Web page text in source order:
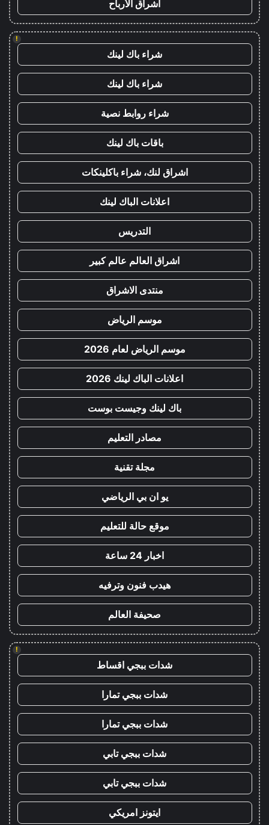
اشراق الأرباح
!
شراء باك لينك
شراء باك لينك
شراء روابط نصية
باقات باك لينك
اشراق لنك، شراء باكلينكات
اعلانات الباك لينك
التدريس
اشراق العالم عالم كبير
منتدى الاشراق
موسم الرياض
موسم الرياض لعام 2026
اعلانات الباك لينك 2026
باك لينك وجيست بوست
مصادر التعليم
مجلة تقنية
يو ان بي الرياضي
موقع حالة للتعليم
اخبار 24 ساعة
هيدب فنون وترفيه
صحيفة العالم
!
شدات ببجي اقساط
شدات ببجي تمارا
شدات ببجي تمارا
شدات ببجي تابي
شدات ببجي تابي
ايتونز امريكي